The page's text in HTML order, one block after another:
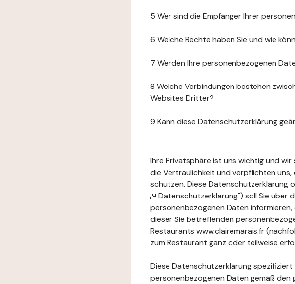
5 Wer sind die Empfänger Ihrer
6 Welche Rechte haben Sie und wie
7 Werden Ihre personenbezogenen
8 Welche Verbindungen bestehen
Websites Dritter?
9 Kann diese Datenschutzerklärung
Ihre Privatsphäre ist uns wichtig und
die Vertraulichkeit und verpflichten
schützen. Diese Datenschutzerklärung
Datenschutzerklärung") soll Sie über
personenbezogenen Daten
dieser Sie betreffenden
Restaurants www.clairemarais.fr
zum Restaurant ganz oder teilweise
Diese Datenschutzerklärung spezifiziert
personenbezogenen Daten gemäß den